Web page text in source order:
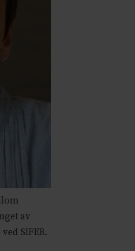
av
SIFER.